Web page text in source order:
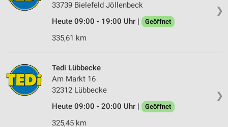
❯
33739 Bielefeld Jöllenbeck
Heute 09:00 - 19:00 Uhr |
Geöffnet
335,61 km
❯
Tedi Lübbecke
Am Markt 16
32312 Lübbecke
Heute 09:00 - 20:00 Uhr |
Geöffnet
325,45 km